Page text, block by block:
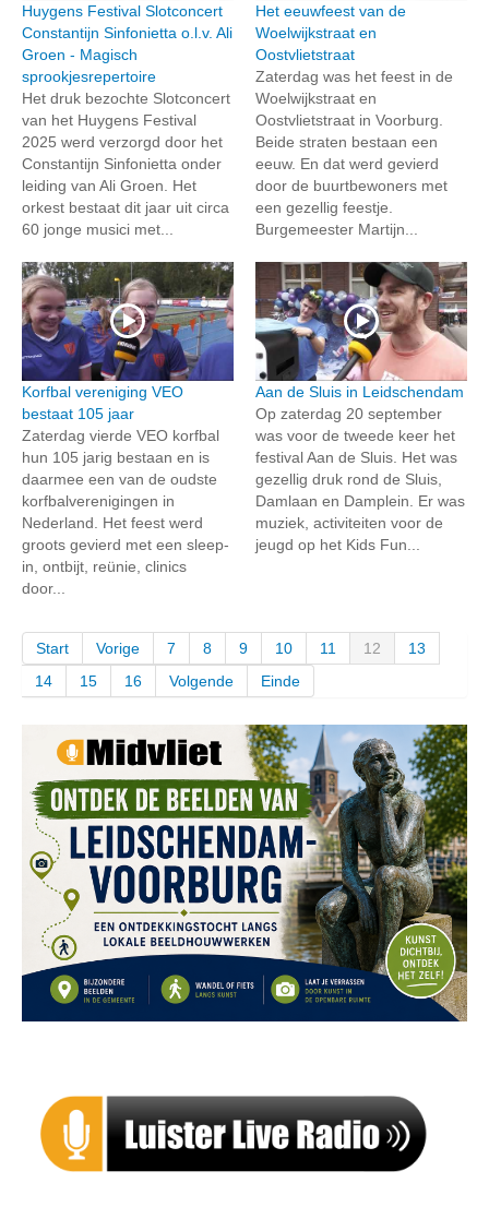
Huygens Festival Slotconcert
Constantijn Sinfonietta o.l.v. Ali
Groen - Magisch
sprookjesrepertoire
Het druk bezochte Slotconcert
van het Huygens Festival
2025 werd verzorgd door het
Constantijn Sinfonietta onder
leiding van Ali Groen. Het
orkest bestaat dit jaar uit circa
60 jonge musici met...
Het eeuwfeest van de
Woelwijkstraat en
Oostvlietstraat
Zaterdag was het feest in de
Woelwijkstraat en
Oostvlietstraat in Voorburg.
Beide straten bestaan een
eeuw. En dat werd gevierd
door de buurtbewoners met
een gezellig feestje.
Burgemeester Martijn...
Korfbal vereniging VEO
bestaat 105 jaar
Zaterdag vierde VEO korfbal
hun 105 jarig bestaan en is
daarmee een van de oudste
korfbalverenigingen in
Nederland. Het feest werd
groots gevierd met een sleep-
in, ontbijt, reünie, clinics
door...
Aan de Sluis in Leidschendam
Op zaterdag 20 september
was voor de tweede keer het
festival Aan de Sluis. Het was
gezellig druk rond de Sluis,
Damlaan en Damplein. Er was
muziek, activiteiten voor de
jeugd op het Kids Fun...
Start Vorige 7 8 9 10 11 12
13
14
15 16 Volgende Einde